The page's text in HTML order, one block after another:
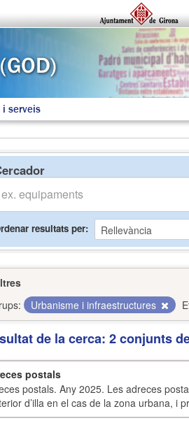
i serveis
resultats per
Urbanisme i infraestructures
de la cerca: 2 conjunts
postals
postals. Any 2025. Les adreces
d’illa en el cas de la zona urbana, i